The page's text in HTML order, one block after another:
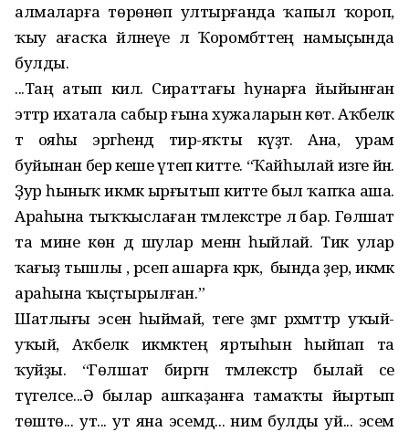
алмаларға төрөнөп ултырғанда ҡапыл ҡороп,
ҡыу ағасҡа әйләнеүе лә Ҡоромбәттең намыҫында
булды.
...Таң атып килә. Сираттағы һунарға йыйынған
эттәр ихатала сабыр ғына хужаларын көтә. Аҡбеләк
тә ояһы эргәһендә тирә-яҡты күҙәтә. Ана, урам
буйынан бер кеше үтеп китте. “Ҡайһылай изге йән.
Ҙур һыныҡ икмәк ырғытып китте был ҡапҡа аша.
Араһына тыҡҡыслаған тәмлекәстәре лә бар. Гөлшат
та мине көн дә шулар менән һыйлай. Тик улар
ҡағыҙ тышлы , әрсеп ашарға кәрәк, ә бында әҙер, икмәк
араһына ҡыҫтырылған.”
Шатлығы эсенә һыймай, теге әҙәмгә рәхмәттәр уҡый-
уҡый, Аҡбеләк икмәктең яртыһын һыйпап та
ҡуйҙы. “Гөлшат биргән тәмлекәстәр былай әсе
түгелсе...Ә былар ашҡаҙанға тамаҡты йыртып
төштө... ут... ут яна эсемдә... нимә булды уй... эсем